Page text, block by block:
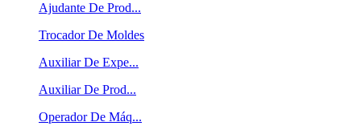
Ajudante De Prod...
Trocador De Moldes
Auxiliar De Expe...
Auxiliar De Prod...
Operador De Máq...